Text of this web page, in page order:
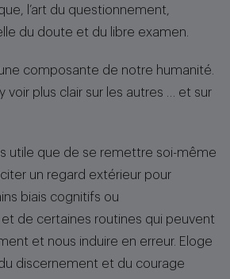
l’art du questionnement,
du doute et du libre examen.
une composante de notre humanité.
voir plus clair sur les autres … et sur
utile que de se remettre soi-même
un regard extérieur pour
biais cognitifs ou
de certaines routines qui peuvent
et nous induire en erreur. Eloge
discernement et du courage